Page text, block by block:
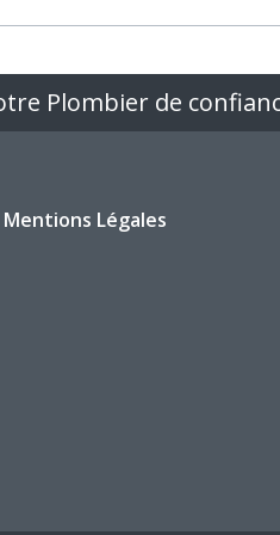
Plombier de
Mentions Légales